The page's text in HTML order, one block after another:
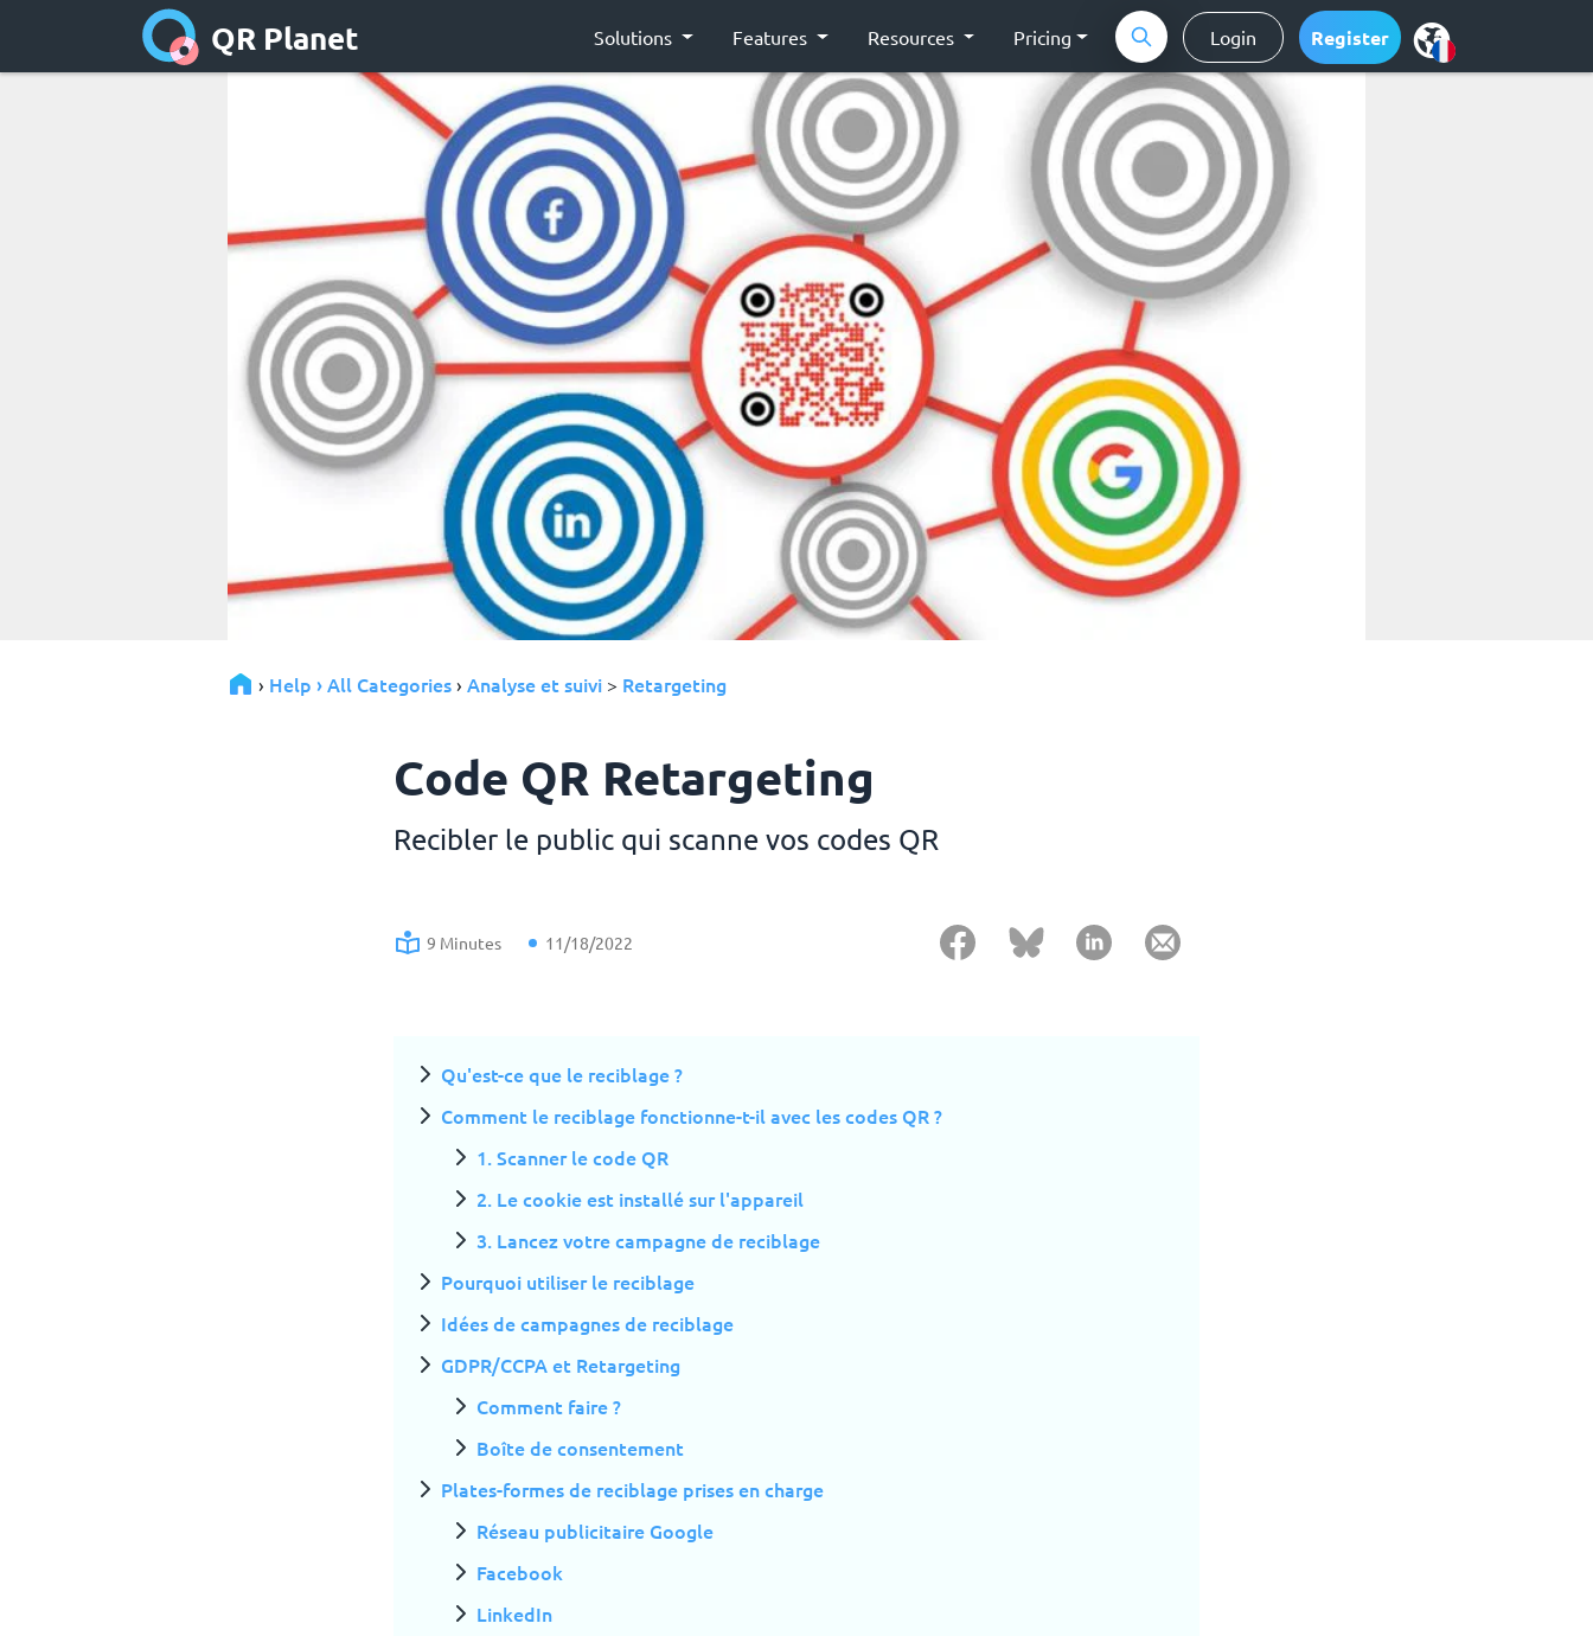
QR Planet Solutions Features Resources Pricing Login Register
› Help › All Categories › Analyse et suivi > Retargeting
Code QR Retargeting
Recibler le public qui scanne vos codes QR
9 Minutes 11/18/2022
Qu'est-ce que le reciblage ?
Comment le reciblage fonctionne-t-il avec les codes QR ?
1. Scanner le code QR
2. Le cookie est installé sur l'appareil
3. Lancez votre campagne de reciblage
Pourquoi utiliser le reciblage
Idées de campagnes de reciblage
GDPR/CCPA et Retargeting
Comment faire ?
Boîte de consentement
Plates-formes de reciblage prises en charge
Réseau publicitaire Google
Facebook
LinkedIn